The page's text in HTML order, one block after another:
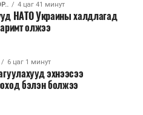
4 цаг 41 минут
НАТО Украины халдлагад
олжээ
6 цаг 1 минут
эхнээсээ
бэлэн болжээ